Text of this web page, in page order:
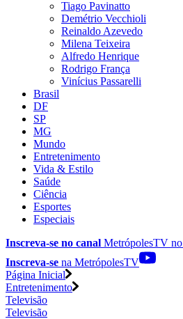
Tiago Pavinatto
Demétrio Vecchioli
Reinaldo Azevedo
Milena Teixeira
Alfredo Henrique
Rodrigo França
Vinícius Passarelli
Brasil
DF
SP
MG
Mundo
Entretenimento
Vida & Estilo
Saúde
Ciência
Esportes
Especiais
Inscreva-se no canal MetrópolesTV no
Inscreva-se na MetrópolesTV
Página Inicial
Entretenimento
Televisão
Televisão